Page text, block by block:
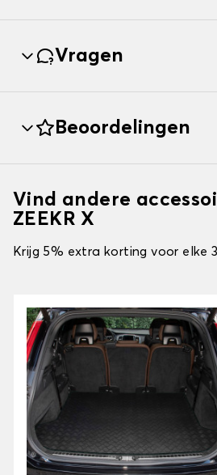
Vragen
Beoordelingen
Vind andere
ZEEKR X
Krijg 5% extra korting voor elke